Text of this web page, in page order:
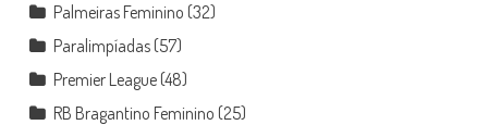
Palmeiras Feminino (32)
Paralimpíadas(57)
Premier League(48)
RB Bragantino Feminino (25)